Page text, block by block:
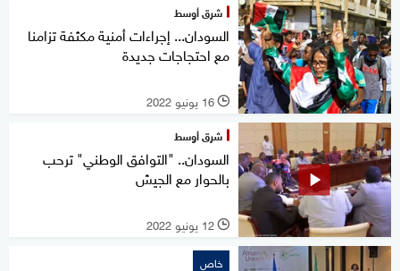
شرق أوسط
السودان... إجراءات أمنية مكثفة تزامنا
مع احتجاجات جديدة
l 16 يونيو 2022
شرق أوسط
السودان.. "التوافق الوطني" ترحب
بالحوار مع الجيش
l 12 يونيو 2022
خاص